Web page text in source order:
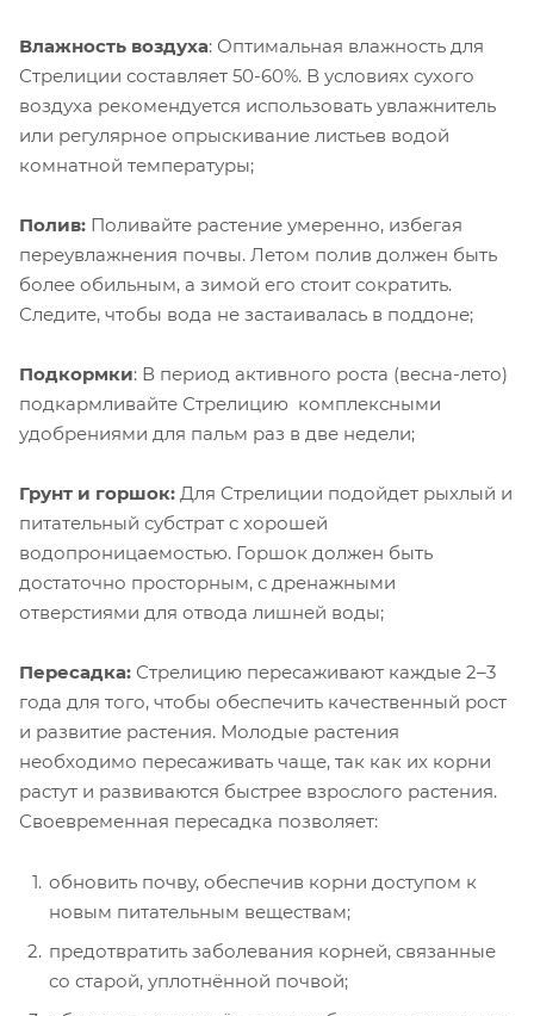
Влажность воздуха: Оптимальная влажность для
Стрелиции составляет 50-60%. В условиях сухого
воздуха рекомендуется использовать увлажнитель
или регулярное опрыскивание листьев водой
комнатной температуры;
Полив: Поливайте растение умеренно, избегая
переувлажнения почвы. Летом полив должен быть
более обильным, а зимой его стоит сократить.
Следите, чтобы вода не застаивалась в поддоне;
Подкормки: В период активного роста (весна-лето)
подкармливайте Стрелицию комплексными
удобрениями для пальм раз в две недели;
Грунт и горшок: Для Стрелиции подойдет рыхлый и
питательный субстрат с хорошей
водопроницаемостью. Горшок должен быть
достаточно просторным, с дренажными
отверстиями для отвода лишней воды;
Пересадка: Стрелицию пересаживают каждые 2–3
года для того, чтобы обеспечить качественный рост
и развитие растения. Молодые растения
необходимо пересаживать чаще, так как их корни
растут и развиваются быстрее взрослого растения.
Своевременная пересадка позволяет:
обновить почву, обеспечив корни доступом к
новым питательным веществам;
предотвратить заболевания корней, связанные
со старой, уплотнённой почвой;